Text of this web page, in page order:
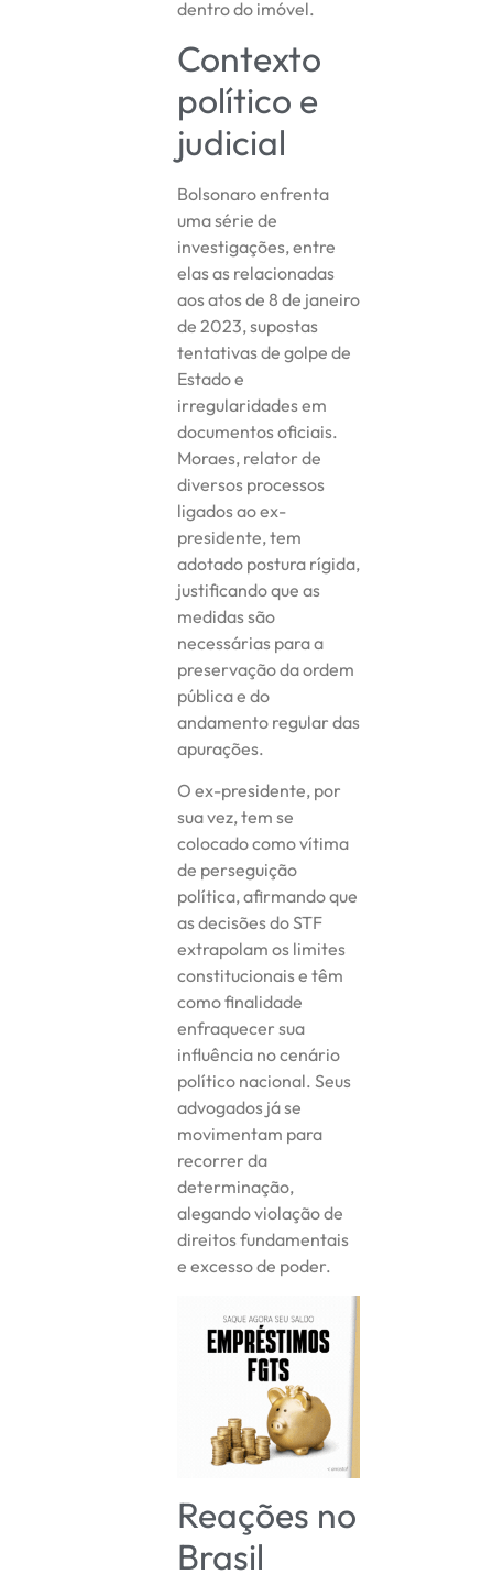
dentro do imóvel.
Contexto
político e
judicial
Bolsonaro enfrenta
uma série de
investigações, entre
elas as relacionadas
aos atos de 8 de janeiro
de 2023, supostas
tentativas de golpe de
Estado e
irregularidades em
documentos oficiais.
Moraes, relator de
diversos processos
ligados ao ex-
presidente, tem
adotado postura rígida,
justificando que as
medidas são
necessárias para a
preservação da ordem
pública e do
andamento regular das
apurações.
O ex-presidente, por
sua vez, tem se
colocado como vítima
de perseguição
política, afirmando que
as decisões do STF
extrapolam os limites
constitucionais e têm
como finalidade
enfraquecer sua
influência no cenário
político nacional. Seus
advogados já se
movimentam para
recorrer da
determinação,
alegando violação de
direitos fundamentais
e excesso de poder.
Reações no
Brasil